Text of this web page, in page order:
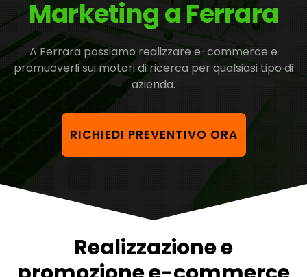
Marketing a Ferrara
A Ferrara possiamo realizzare e-commerce e
promuoverli sui motori di ricerca per qualsiasi tipo di
azienda.
RICHIEDI PREVENTIVO ORA
Realizzazione e